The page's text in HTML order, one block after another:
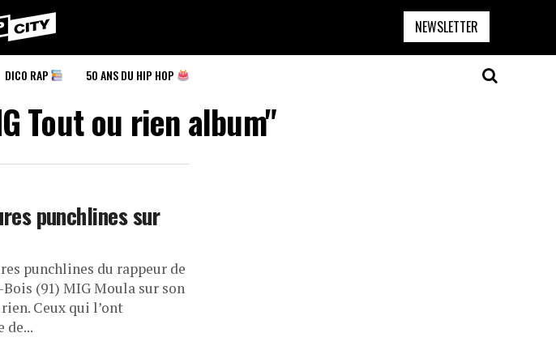
NEWSLETTER
DICO RAP 50 ANS DU HIP HOP
Tout ou rien album"
punchlines sur
punchlines du rappeur de
(91) MIG Moula sur son
Ceux qui l’ont
de...